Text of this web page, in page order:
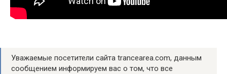
Уважаемые посетители сайта trancearea.com, данным
сообщением информируем вас о том, что все